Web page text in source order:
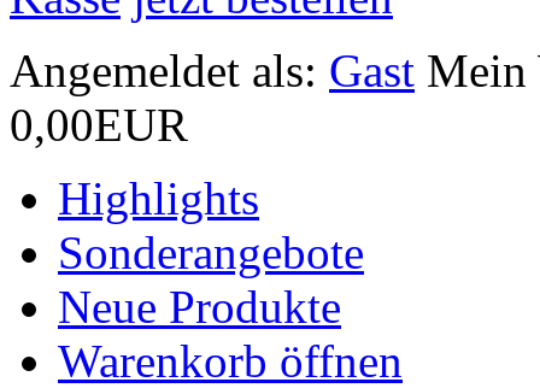
Angemeldet als: Gast Mein
0,00EUR
Highlights
Sonderangebote
Neue Produkte
Warenkorb öffnen